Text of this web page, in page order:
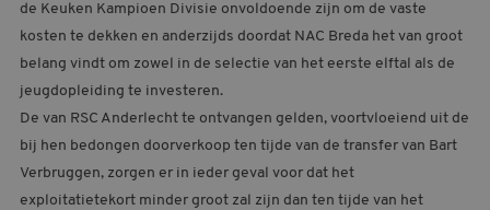
de Keuken Kampioen Divisie onvoldoende zijn om de vaste
kosten te dekken en anderzijds doordat NAC Breda het van groot
belang vindt om zowel in de selectie van het eerste elftal als de
jeugdopleiding te investeren.
De van RSC Anderlecht te ontvangen gelden, voortvloeiend uit de
bij hen bedongen doorverkoop ten tijde van de transfer van Bart
Verbruggen, zorgen er in ieder geval voor dat het
exploitatietekort minder groot zal zijn dan ten tijde van het